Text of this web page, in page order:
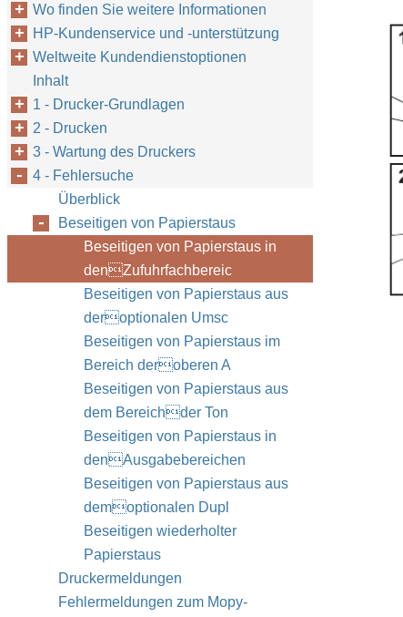
Wo finden Sie weitere Informationen
HP-Kundenservice und -unterstützung
Weltweite Kundendienstoptionen
Inhalt
1 - Drucker-Grundlagen
2 - Drucken
3 - Wartung des Druckers
4 - Fehlersuche
Überblick
Beseitigen von Papierstaus
Beseitigen von Papierstaus in
denZufuhrfachbereic
Beseitigen von Papierstaus aus
deroptionalen Umsc
Beseitigen von Papierstaus im
Bereich deroberen A
Beseitigen von Papierstaus aus
dem Bereichder Ton
Beseitigen von Papierstaus in
denAusgabebereichen
Beseitigen von Papierstaus aus
demoptionalen Dupl
Beseitigen wiederholter
Papierstaus
Druckermeldungen
Fehlermeldungen zum Mopy-